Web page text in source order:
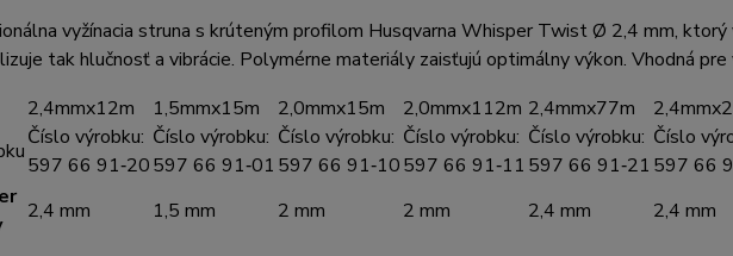
vyžínacia struna s krúteným profilom Husqvarna Whisper Twist Ø 2,4 mm, ktorý
tak hlučnosť a vibrácie. Polymérne materiály zaisťujú optimálny výkon. Vhodná
2,4mmx12m
Číslo výrobku:
597 66 91‑20
1,5mmx15m
Číslo výrobku:
597 66 91‑01
2,0mmx15m
Číslo výrobku:
597 66 91‑10
2,0mmx112m
Číslo výrobku:
597 66 91‑11
2,4mmx77m
Číslo výrobku:
597 66 91‑21
Číslo
597 66
2,4 mm 1,5 mm 2 mm 2 mm 2,4 mm 2,4 mm